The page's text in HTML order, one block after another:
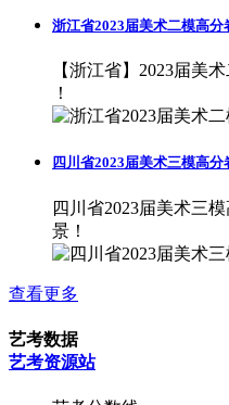
浙江省2023届美术二模高分
【浙江省】2023届美
！
四川省2023届美术三模高分
四川省2023届美术三
景！
查看更多
艺考数据
艺考资源站